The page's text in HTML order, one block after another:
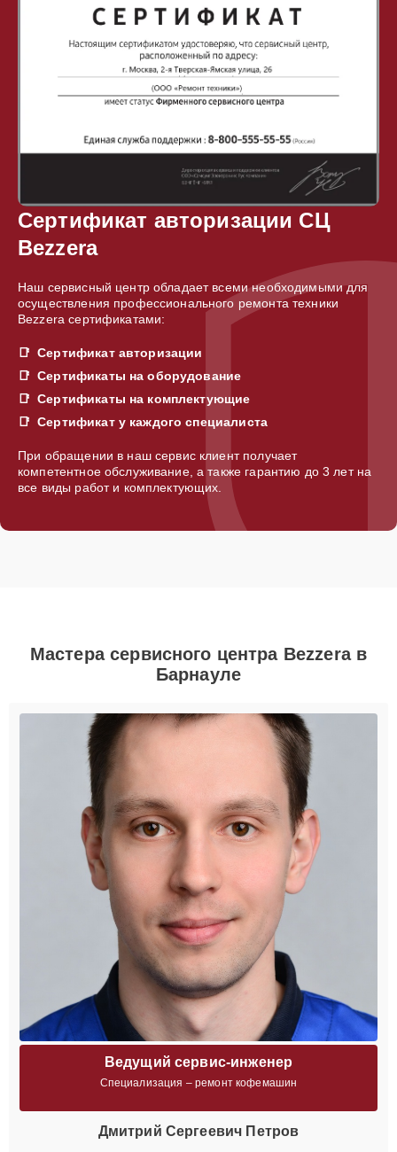
Сертификат авторизации СЦ
Bezzera
Наш сервисный центр обладает всеми необходимыми для
осуществления профессионального ремонта техники
Bezzera сертификатами:
Сертификат авторизации
Сертификаты на оборудование
Сертификаты на комплектующие
Сертификат у каждого специалиста
При обращении в наш сервис клиент получает
компетентное обслуживание, а также гарантию до 3 лет на
все виды работ и комплектующих.
Мастера сервисного центра Bezzera в
Барнауле
Ведущий сервис-инженер
Специализация – ремонт кофемашин
Дмитрий Сергеевич Петров